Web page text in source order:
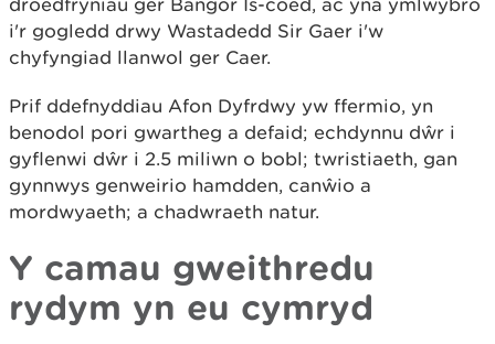
droedfryniau ger Bangor Is-coed, ac yna ymlwybro
i'r gogledd drwy Wastadedd Sir Gaer i'w
chyfyngiad llanwol ger Caer.
Prif ddefnyddiau Afon Dyfrdwy yw ffermio, yn
benodol pori gwartheg a defaid; echdynnu dŵr i
gyflenwi dŵr i 2.5 miliwn o bobl; twristiaeth, gan
gynnwys genweirio hamdden, canŵio a
mordwyaeth; a chadwraeth natur.
Y camau gweithredu
rydym yn eu cymryd